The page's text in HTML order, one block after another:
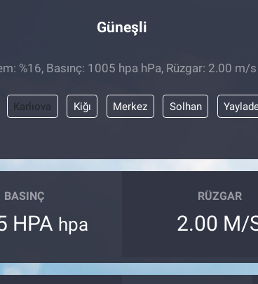
Güneşli
%16, Basınç: 1005 hpa hPa, Rüzgar: 2.00 m/s
Karlıova Kiğı Merkez Solhan
BASINÇ
HPA hpa
RÜZGAR
2.00 M/